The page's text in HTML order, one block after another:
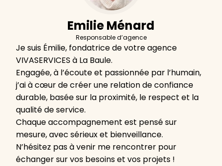
Emilie Ménard
Responsable d’agence
Je suis Émilie, fondatrice de votre agence
VIVASERVICES à La Baule.
Engagée, à l’écoute et passionnée par l’humain,
j’ai à cœur de créer une relation de confiance
durable, basée sur la proximité, le respect et la
qualité de service.
Chaque accompagnement est pensé sur
mesure, avec sérieux et bienveillance.
N’hésitez pas à venir me rencontrer pour
échanger sur vos besoins et vos projets !